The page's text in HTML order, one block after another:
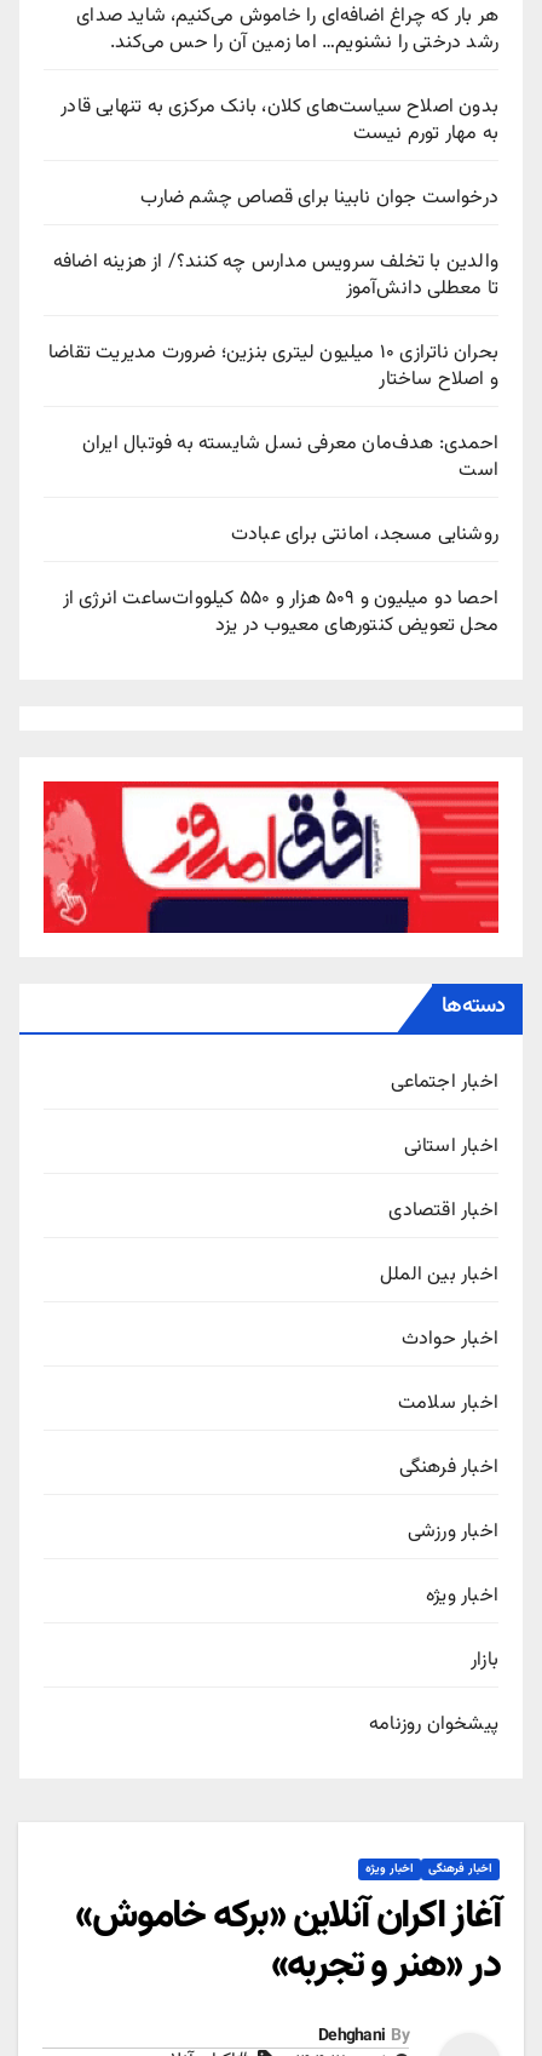
هر بار که چراغ اضافه‌ای را خاموش می‌کنیم، شاید صدای
رشد درختی را نشنویم… اما زمین آن را حس می‌کند.
بدون اصلاح سیاست‌های کلان، بانک مرکزی به تنهایی قادر
به مهار تورم نیست
درخواست جوان نابینا برای قصاص چشم ضارب
والدین با تخلف سرویس مدارس چه کنند؟/ از هزینه اضافه
تا معطلی دانش‌آموز
بحران ناترازی ۱۰ میلیون لیتری بنزین؛ ضرورت مدیریت تقاضا
و اصلاح ساختار
احمدی: هدف‌مان معرفی نسل شایسته به فوتبال ایران
است
روشنایی مسجد، امانتی برای عبادت
احصا دو میلیون و ۵۰۹ هزار و ۵۵۰ کیلووات‌ساعت انرژی از
محل تعویض کنتورهای معیوب در یزد
دسته‌ها
اخبار اجتماعی
اخبار استانی
اخبار اقتصادی
اخبار بین الملل
اخبار حوادث
اخبار سلامت
اخبار فرهنگی
اخبار ورزشی
اخبار ویژه
بازار
پیشخوان روزنامه
اخبار فرهنگی اخبار ویژه
آغاز اکران آنلاین «برکه خاموش»
در «هنر و تجربه»
By
Dehghani